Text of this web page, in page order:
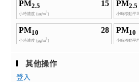
其他操作
登入